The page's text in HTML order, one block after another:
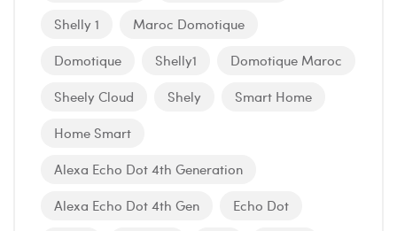
Shelly 1
Maroc Domotique
Domotique
Shelly1
Domotique Maroc
Sheely Cloud
Shely
Smart Home
Home Smart
Alexa Echo Dot 4th Generation
Alexa Echo Dot 4th Gen
Echo Dot